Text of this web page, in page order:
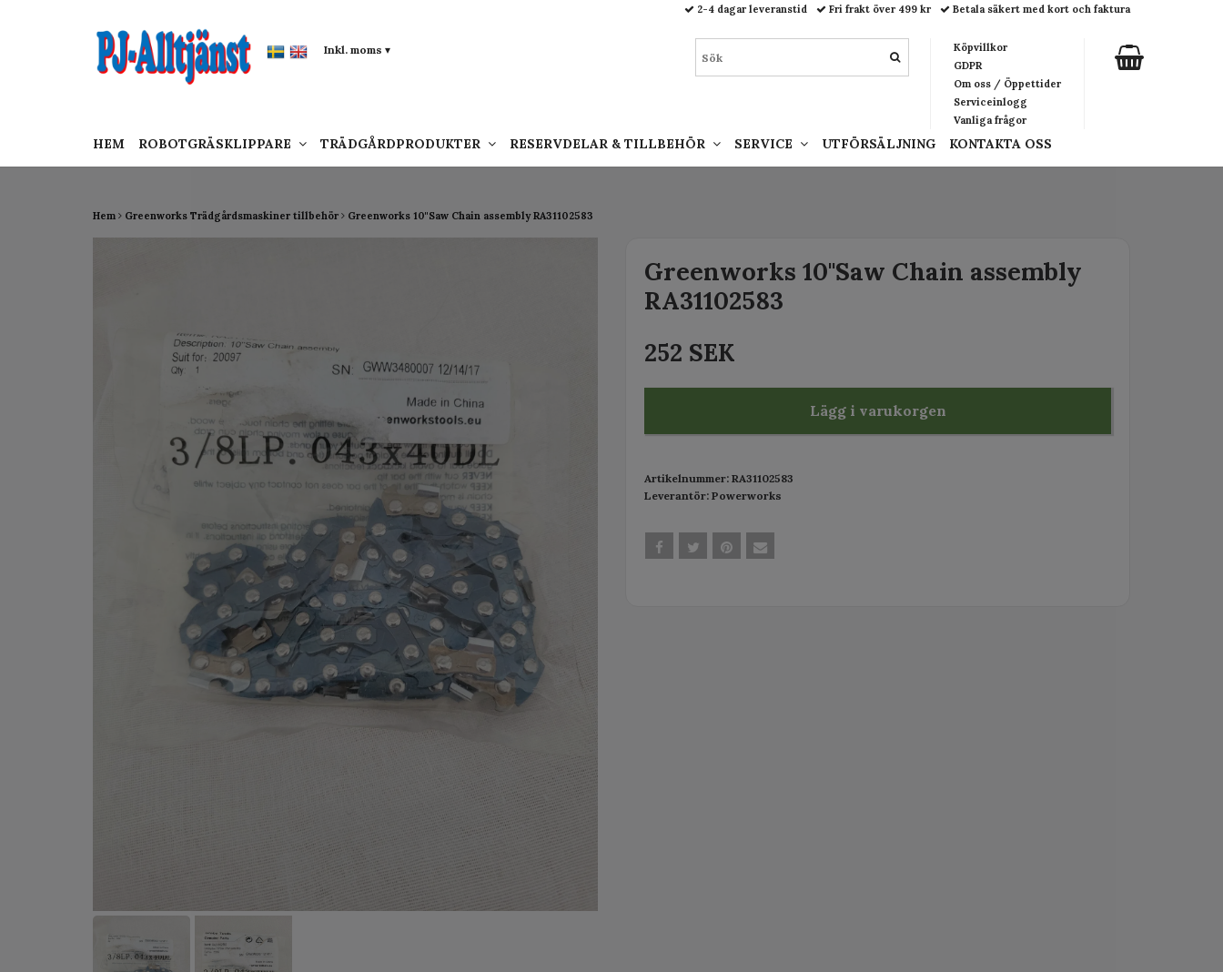
Hem Greenworks Trädgårdsmaskiner tillbehör Greenworks 10"Saw Chain assembly RA31102583
Greenworks 10"Saw Chain assembly
RA31102583
252 SEK
Lägg i varukorgen
Artikelnummer: RA31102583
Leverantör: Powerworks
Inkl. moms ▾
2-4 dagar leveranstid Fri frakt över 499 kr Betala säkert med kort och faktura
Köpvillkor
GDPR
Om oss / Öppettider
Serviceinlogg
Vanliga frågor
HEM ROBOTGRÄSKLIPPARE TRÄDGÅRDPRODUKTER RESERVDELAR & TILLBEHÖR SERVICE UTFÖRSÄLJNING KONTAKTA OSS